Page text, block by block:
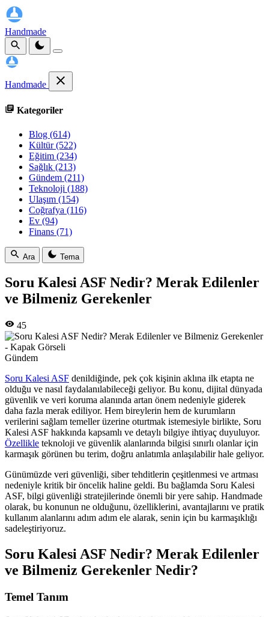
Handmade
Handmade
Kategoriler
Blog (614)
Kültür(522)
Eğitim (234)
Sağlık (213)
Gündem (211)
Teknoloji (188)
Ulaşım (154)
Coğrafya (116)
Ev (94)
Finans (71)
Ara Tema
Soru Kalesi ASF Nedir? Merak Edilenler
ve Bilmeniz Gerekenler
45
Gündem
Soru Kalesi ASF denildiğinde, pek çok kişinin aklına ilk etapta ne
olduğu ve nasıl faydalanılabileceği geliyor. Bu konu, dijital dünyada
güvenlik ve veri koruma alanında artan önem nedeniyle giderek
daha fazla merak ediliyor. Hem bireylerin hem de kurumların
verilerini sağlam temeller üzerine oturtmak istemesiyle birlikte, Soru
Kalesi ASF hakkında kapsamlı ve detaylı bilgiye ihtiyaç duyuluyor.
Özellikle teknoloji ve güvenlik alanlarında bilgisi sınırlı olanlar için
karmaşık görünen bu terim, doğru anlatımla anlaşılabilir hale geliyor.
Günümüzde veri güvenliği, siber tehditlerin çeşitlenmesi ve artması
nedeniyle kritik bir öncelik haline geldi. Bu bağlamda Soru Kalesi
ASF, bilgi güvenliği stratejilerinde önemli bir yere sahip. Handmade
olarak, bu konunun ne olduğunu, özelliklerini, avantajlarını ve pratik
kullanım alanlarını adım adım ele alarak, senin için bu karmaşıklığı
sadeleştiriyoruz.
Soru Kalesi ASF Nedir? Merak Edilenler
ve Bilmeniz Gerekenler Nedir?
Temel Tanım